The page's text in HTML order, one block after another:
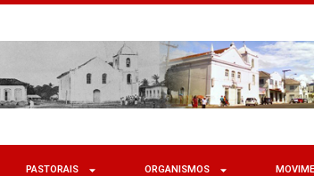
PASTORAIS ORGANISMOS